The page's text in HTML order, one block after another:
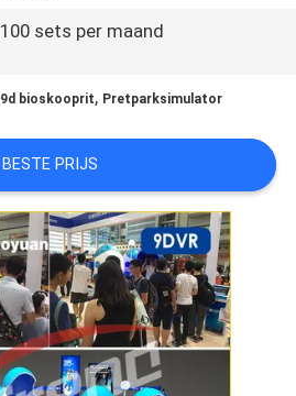
100 sets per maand
9d bioskooprit, Pretparksimulator
BESTE PRIJS